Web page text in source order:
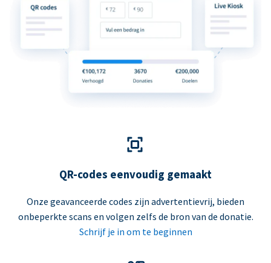
QR-codes eenvoudig gemaakt
Onze geavanceerde codes zijn advertentievrij, bieden
onbeperkte scans en volgen zelfs de bron van de donatie.
Schrijf je in om te beginnen